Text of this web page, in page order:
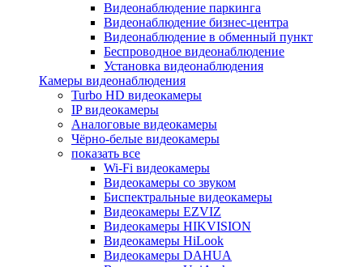
Видеонаблюдение паркинга
Видеонаблюдение бизнес-центра
Видеонаблюдение в обменный пункт
Беспроводное видеонаблюдение
Установка видеонаблюдения
Камеры видеонаблюдения
Turbo HD видеокамеры
IP видеокамеры
Аналоговые видеокамеры
Чёрно-белые видеокамеры
показать все
Wi-Fi видеокамеры
Видеокамеры со звуком
Биспектральные видеокамеры
Видеокамеры EZVIZ
Видеокамеры HIKVISION
Видеокамеры HiLook
Видеокамеры DAHUA